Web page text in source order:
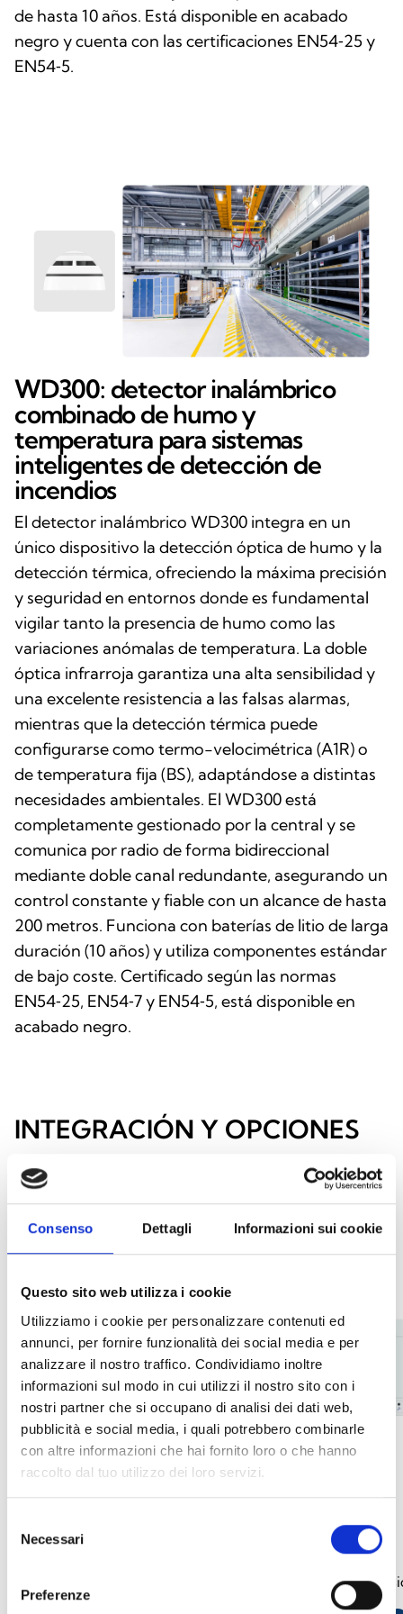
Consenso Dettagli Informazioni sui cookie
Questo sito web utilizza i cookie
Utilizziamo i cookie per personalizzare contenuti ed
annunci, per fornire funzionalità dei social media e per
analizzare il nostro traffico. Condividiamo inoltre
informazioni sul modo in cui utilizzi il nostro sito con i
nostri partner che si occupano di analisi dei dati web,
pubblicità e social media, i quali potrebbero combinarle
con altre informazioni che hai fornito loro o che hanno
raccolto dal tuo utilizzo dei loro servizi.
delNecessari
Preferenze
de hasta 10 años. Está disponible en acabado
negro y cuenta con las certificaciones EN54‑25 y
EN54‑5.
WD300: detector inalámbrico
combinado de humo y
temperatura para sistemas
inteligentes de detección de
incendios
El detector inalámbrico WD300 integra en un
único dispositivo la detección óptica de humo y la
detección térmica, ofreciendo la máxima precisión
y seguridad en entornos donde es fundamental
vigilar tanto la presencia de humo como las
variaciones anómalas de temperatura. La doble
óptica infrarroja garantiza una alta sensibilidad y
una excelente resistencia a las falsas alarmas,
mientras que la detección térmica puede
configurarse como termo-velocimétrica (A1R) o
de temperatura fija (BS), adaptándose a distintas
necesidades ambientales. El WD300 está
completamente gestionado por la central y se
comunica por radio de forma bidireccional
mediante doble canal redundante, asegurando un
control constante y fiable con un alcance de hasta
200 metros. Funciona con baterías de litio de larga
duración (10 años) y utiliza componentes estándar
de bajo coste. Certificado según las normas
EN54‑25, EN54‑7 y EN54‑5, está disponible en
acabado negro.
INTEGRACIÓN Y OPCIONES
ADICIONALES
WM110 y WM202SR XWT100
Módulo de